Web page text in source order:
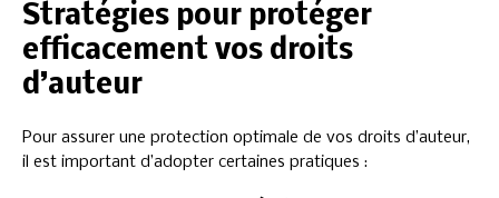
Stratégies pour protéger
efficacement vos droits
d’auteur
Pour assurer une protection optimale de vos droits d’auteur,
il est important d’adopter certaines pratiques :